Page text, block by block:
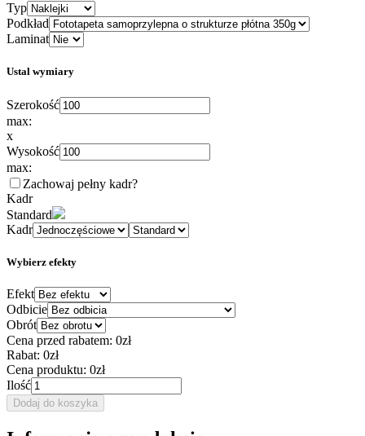
Typ
Podkład
Laminat
Ustal wymiary
Szerokość
max:
x
Wysokość
max:
Zachowaj pełny kadr?
Kadr
Standard
Kadr
Wybierz efekty
Efekt
Odbicie
Obrót
Cena przed rabatem: 0zł
Rabat: 0zł
Cena produktu: 0zł
Ilość
Dodaj do koszyka